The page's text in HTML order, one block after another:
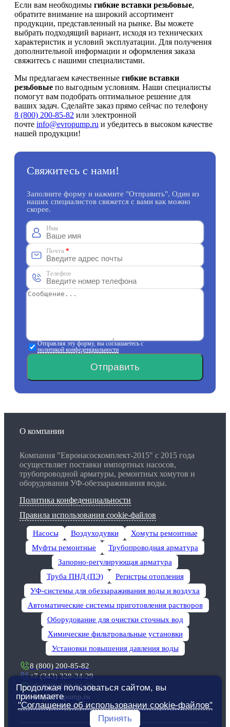
Если вам необходимы гибкие вставки резьбовые,
обратите внимание на широкий ассортимент
продукции, представленный на рынке. Вы можете
выбрать подходящий вариант, исходя из технических
характеристик и условий эксплуатации. Для получения
дополнительной информации и оформления заказа
свяжитесь с нашими специалистами.
Мы предлагаем качественные гибкие вставки
резьбовые по выгодным условиям. Наши специалисты
помогут вам подобрать оптимальное решение для
ваших задач. Сделайте заказ прямо сейчас по телефону
8 (800) 200-85-82 или электронной
почте info@evropump.ru и убедитесь в высоком качестве
нашей продукции!
Свяжитесь с нами!
Заполните форму и нажмите "Отправить". Один из
наших специалистов свяжется с вами как можно
скорее.
Имя
Почта *
Телефон
Отправляя эту форму, вы соглашаетесь с
политикой конфеденциальности
Отправить
О компании
Компания "Евронасоскомплект-2015" с 2015 года
осуществляет поставки импортных насосов,
трубопроводной арматуры, ремонтных хомутов и
оборудования УФ-обеззараживания воды.
Политика конфеденциальности
Правила использования cookie-файлов
Насосы Воздуходувки
Хомуты ремонтные
Муфты ремонтные
Трубопроводная арматура
Запорно-регулирующая арматура
Труба ПНД (ПЭ)
Регистры отопления
УФ-системы для обеззараживания воды и воздуха
Автоматические системы приготовления растворов
Оборудование для очистки сточных вод
Химические фильтровальные установки
Установки повышения давления воды
8 (800) 200-85-82
+7 (343) 328-34-29
+7 (922) 188-34-29
ekb@evropump.ru
Екатеринбург, ​ул. Волховская, д. 20, офис 321
Продолжая пользоваться сайтом, вы
принимаете
"Соглашение об использовании cookie-файлов"
Принять